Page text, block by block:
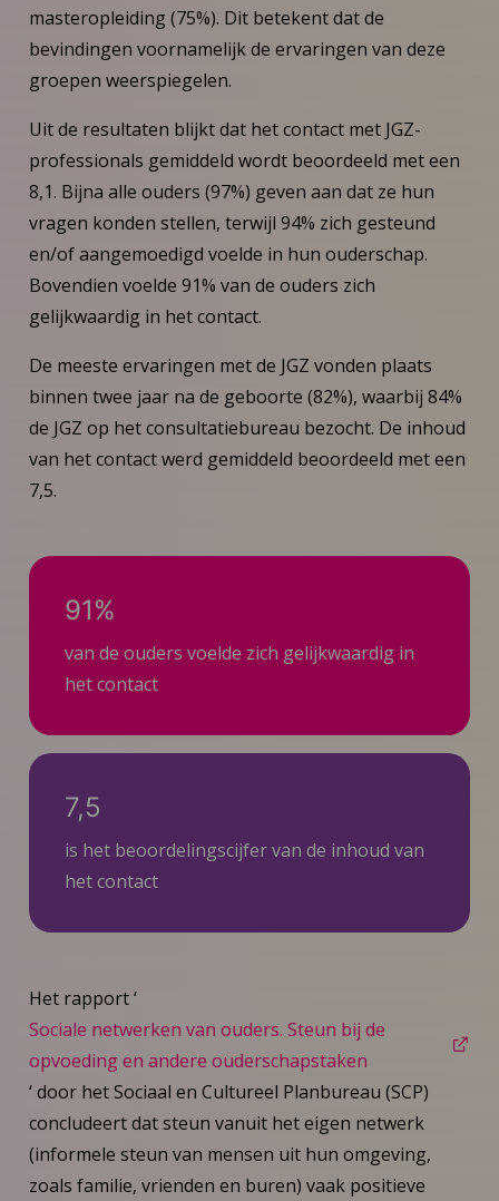
masteropleiding (75%). Dit betekent dat de
bevindingen voornamelijk de ervaringen van deze
groepen weerspiegelen.
Uit de resultaten blijkt dat het contact met JGZ-
professionals gemiddeld wordt beoordeeld met een
8,1. Bijna alle ouders (97%) geven aan dat ze hun
vragen konden stellen, terwijl 94% zich gesteund
en/of aangemoedigd voelde in hun ouderschap.
Bovendien voelde 91% van de ouders zich
gelijkwaardig in het contact.
De meeste ervaringen met de JGZ vonden plaats
binnen twee jaar na de geboorte (82%), waarbij 84%
de JGZ op het consultatiebureau bezocht. De inhoud
van het contact werd gemiddeld beoordeeld met een
7,5.
91%
van de ouders voelde zich gelijkwaardig in
het contact
7,5
is het beoordelingscijfer van de inhoud van
het contact
Het rapport ‘
Sociale netwerken van ouders. Steun bij de
opvoeding en andere ouderschapstaken
‘ door het Sociaal en Cultureel Planbureau (SCP)
concludeert dat steun vanuit het eigen netwerk
(informele steun van mensen uit hun omgeving,
zoals familie, vrienden en buren) vaak positieve